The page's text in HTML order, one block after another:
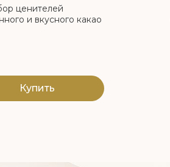
ценителей
и вкусного какао
Купить